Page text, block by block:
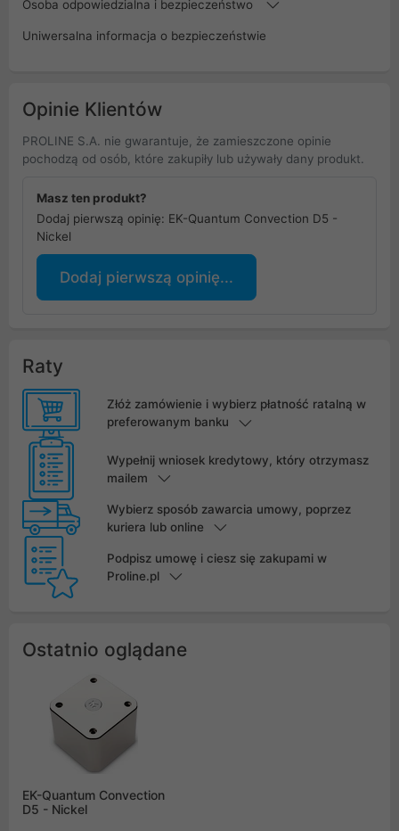
Osoba odpowiedzialna i bezpieczeństwo
Uniwersalna informacja o bezpieczeństwie
Opinie Klientów
PROLINE S.A. nie gwarantuje, że zamieszczone opinie
pochodzą od osób, które zakupiły lub używały dany produkt.
Masz ten produkt?
Dodaj pierwszą opinię: EK-Quantum Convection D5 -
Nickel
Dodaj pierwszą opinię...
Raty
Złóż zamówienie i wybierz płatność ratalną w
preferowanym banku
Wypełnij wniosek kredytowy, który otrzymasz
mailem
Wybierz sposób zawarcia umowy, poprzez
kuriera lub online
Podpisz umowę i ciesz się zakupami w
Proline.pl
Ostatnio oglądane
EK-Quantum Convection
D5 - Nickel